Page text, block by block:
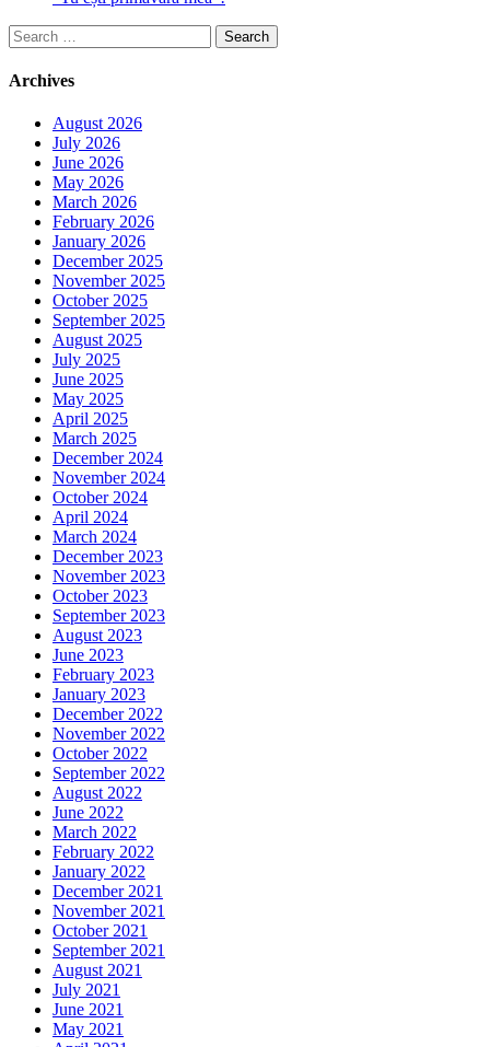
Search
for:
Archives
August 2026
July 2026
June 2026
May 2026
March 2026
February 2026
January 2026
December 2025
November 2025
October 2025
September 2025
August 2025
July 2025
June 2025
May 2025
April 2025
March 2025
December 2024
November 2024
October 2024
April 2024
March 2024
December 2023
November 2023
October 2023
September 2023
August 2023
June 2023
February 2023
January 2023
December 2022
November 2022
October 2022
September 2022
August 2022
June 2022
March 2022
February 2022
January 2022
December 2021
November 2021
October 2021
September 2021
August 2021
July 2021
June 2021
May 2021